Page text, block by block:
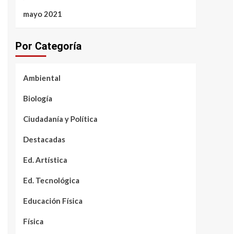
mayo 2021
Por Categoría
Ambiental
Biología
Ciudadanía y Política
Destacadas
Ed. Artística
Ed. Tecnológica
Educación Física
Física